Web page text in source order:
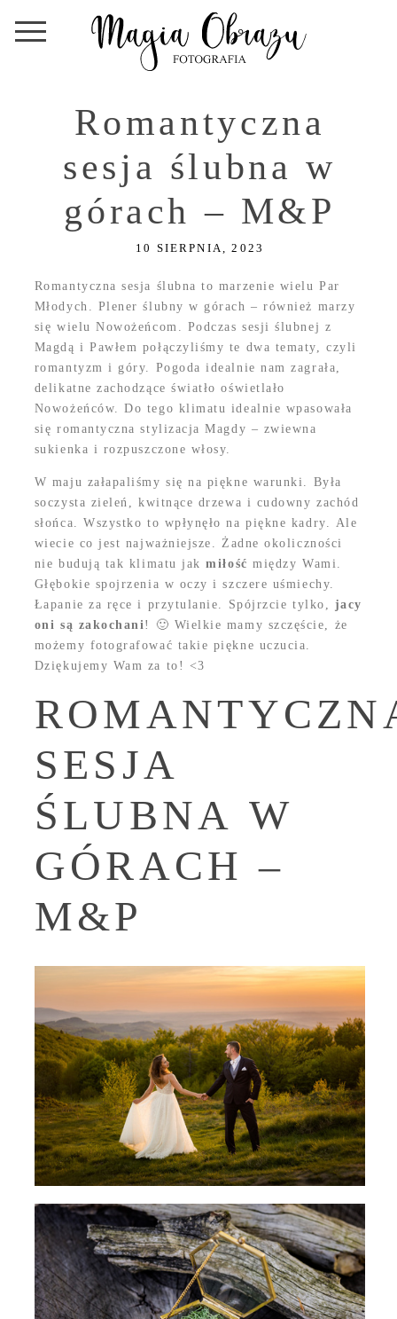
Romantyczna
sesja ślubna w
górach – M&P
10 SIERPNIA, 2023
Romantyczna sesja ślubna to marzenie wielu Par
Młodych. Plener ślubny w górach – również marzy
się wielu Nowożeńcom. Podczas sesji ślubnej z
Magdą i Pawłem połączyliśmy te dwa tematy, czyli
romantyzm i góry. Pogoda idealnie nam zagrała,
delikatne zachodzące światło oświetlało
Nowożeńców. Do tego klimatu idealnie wpasowała
się romantyczna stylizacja Magdy – zwiewna
sukienka i rozpuszczone włosy.
W maju załapaliśmy się na piękne warunki. Była
soczysta zieleń, kwitnące drzewa i cudowny zachód
słońca. Wszystko to wpłynęło na piękne kadry. Ale
wiecie co jest najważniejsze. Żadne okoliczności
nie budują tak klimatu jakmiłość między Wami.
Głębokie spojrzenia w oczy i szczere uśmiechy.
Łapanie za ręce i przytulanie. Spójrzcie tylko, jacy
oni są zakochani ! 🙂 Wielkie mamy szczęście, że
możemy fotografować takie piękne uczucia.
Dziękujemy Wam za to! <3
SESJA
ŚLUBNA W
GÓRACH –
M&P